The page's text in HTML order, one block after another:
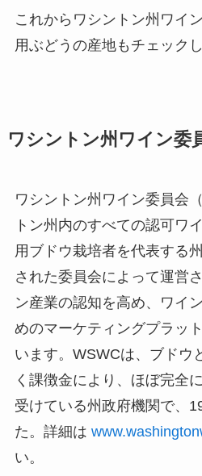
これからワシントン州ワイ
用ぶどうの産地もチェック
ワシントン州ワイン委
ワシントン州ワイン委員会
トン州内のすべての認可ワ
用ブドウ栽培者を代表する
された委員会によって運営
ン産業の認知を高め、ワイ
めのマーケティングプラッ
います。WSWCは、ブドウ
く課徴金により、ほぼ完全
受けている州政府機関で、
た。詳細は
い。